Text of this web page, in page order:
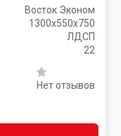
Восток Эконом
1300х550х750
ЛДСП
22
Нет отзывов